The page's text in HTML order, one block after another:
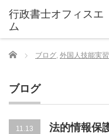
Home ブログ, 外国人技能実
ブログ
11.13
法的情報保